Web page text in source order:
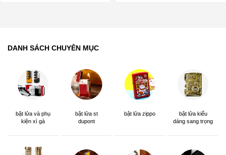
DANH SÁCH CHUYÊN MỤC
bật lửa và phụ
kiện xì gà
bật lửa st
dupont
bật lửa zippo
bật lửa kiểu
dáng sang trọng